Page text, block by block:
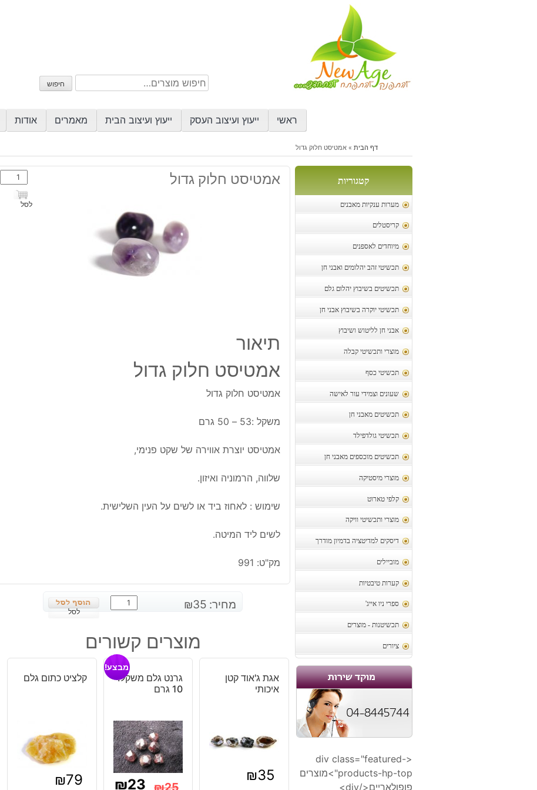
חיפוש
עבור:
חיפוש
ראשי ייעוץ ועיצוב העסק ייעוץ ועיצוב הבית מאמרים אודות
דף הבית »אמטיסט חלוק גדול
קטגוריות
מערות ענקיות מאבנים
קריסטלים
מיוחדים לאספנים
תכשיטי זהב יהלומים ואבני חן
תכשיטים בשיבוץ יהלום גלם
תכשיטי יוקרה בשיבוץ אבני חן
אבני חן לליטוש ושיבוץ
מוצרי ותכשיטי קבלה
תכשיטי כסף
שעונים וצמידי עור לאישה
תכשיטים מאבני חן
תכשיטי גולדפילד
תכשיטים מוכספים מאבני חן
מוצרי מיסטיקה
קלפי טארוט
מוצרי ותכשיטי וויקה
דיסקים למדיטציה בדמיון מודרך
מוביילים
קערות טיבטיות
ספרי ניו אייג'
תכשיטנות - מוצרים
ציורים
<div class="featured-
products-hp-top">מוצרים
פופולאריים</div>
אמטיסט חלוק גדול
כמות
של
אמטיסט
לסל
תיאור
אמטיסט חלוק גדול
אמטיסט חלוק גדול
משקל :53 – 50 גרם
אמטיסט יוצרת אווירה של שקט פנימי,
שלווה, הרמוניה ואיזון.
שימוש : לאחוז ביד או לשים על העין השלישית.
לשים ליד המיטה.
מק"ט: 991
מחיר: ₪35
כמות
של
חלוק
גדול
לסל
מוצרים קשורים
אגת ג'אוד קטן
איכותי
₪35
גרנט גלם משקל:
10 גרם
מבצע!
₪25
₪23
קלציט כתום גלם
₪79